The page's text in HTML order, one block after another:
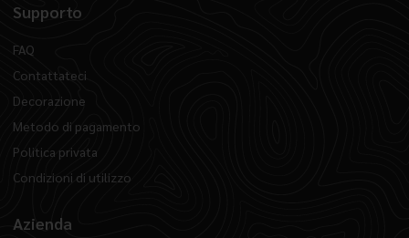
Supporto
FAQ
Contattateci
Decorazione
Metodo di pagamento
Politica privata
Condizioni di utilizzo
Azienda